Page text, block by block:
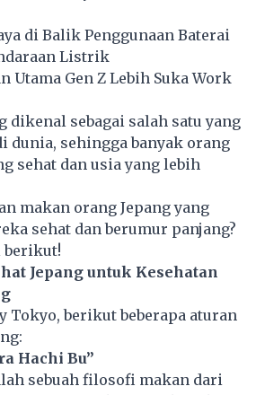
di Balik Penggunaan Baterai
Listrik
Utama Gen Z Lebih Suka Work
dikenal sebagai salah satu yang
dunia, sehingga banyak orang
sehat dan usia yang lebih
makan orang Jepang yang
sehat dan berumur panjang?
berikut!
Jepang untuk Kesehatan
Tokyo, berikut beberapa aturan
Hachi Bu”
sebuah filosofi makan dari